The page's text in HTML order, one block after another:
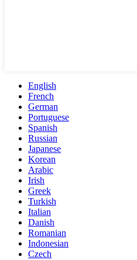
English
French
German
Portuguese
Spanish
Russian
Japanese
Korean
Arabic
Irish
Greek
Turkish
Italian
Danish
Romanian
Indonesian
Czech